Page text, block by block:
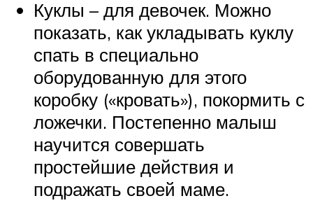
Куклы – для девочек. Можно
показать, как укладывать куклу
спать в специально
оборудованную для этого
коробку («кровать»), покормить с
ложечки. Постепенно малыш
научится совершать
простейшие действия и
подражать своей маме.